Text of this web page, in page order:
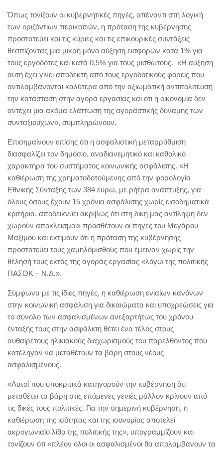
Όπως τονίζουν οι κυβερνητικές πηγές, απέναντι στη λογική
των οριζόντιων περικοπών, η πρόταση της κυβέρνησης
προστατεύει και τις κύριες και τις επικουρικές συντάξεις
θεσπίζοντας μια μικρή μόνο αύξηση εισφορών κατά 1% για
τους εργοδότες και κατά 0,5% για τους μισθωτούς. «Η αύξηση
αυτή έχει γίνει αποδεκτή από τους εργοδοτικούς φορείς που
αντιλαμβάνονται καλύτερα από την αξιωματική αντιπολίτευση
την κατάσταση στην αγορά εργασίας και ότι η οικονομία δεν
αντέχει μια ακόμα ελάττωση της αγοραστικής δύναμης των
συνταξιούχων», συμπληρώνουν.
Επισημαίνουν επίσης ότι η ασφαλιστική μεταρρύθμιση
διασφαλίζει τον δημόσιο, αναδιανεμητικό και καθολικό
χαρακτήρα του συστήματος κοινωνικής ασφάλισης. «Η
καθιέρωση της χρηματοδοτούμενης από την φορολογία
Εθνικής Σύνταξης των 384 ευρώ, με ρήτρα ανάπτυξης, για
όλους όσους έχουν 15 χρόνια ασφάλισης χωρίς εισοδηματικά
κριτήρια, αποδεικνύει ακριβώς ότι στη δική μας αντίληψη δεν
χωρούν αποκλεισμοί» προσθέτουν οι πηγές του Μεγάρου
Μαξίμου και εκτιμούν ότι η πρόταση της κυβέρνησης
προστατεύει τους χαμηλόμισθούς που έμειναν χωρίς την
θέλησή τους εκτός της αγοράς εργασίας «λόγω της πολιτικής
ΠΑΣΟΚ – Ν.Δ.».
Σύμφωνα με τις ίδιες πηγές, η καθιέρωση ενιαίων κανόνων
στην κοινωνική ασφάλιση για δικαιώματα και υποχρεώσεις για
το σύνολο των ασφαλισμένων ανεξαρτήτως του χρόνου
ένταξής τους στην ασφάλιση θέτει ένα τέλος στους
αυθαίρετους ηλικιακούς διαχωρισμούς του παρελθόντος που
κατέληγαν να μεταθέτουν τα βάρη στους νέους
ασφαλισμένους.
«Αυτοί που υποκριτικά κατηγορούν την κυβέρνηση ότι
μεταθέτει τα βάρη στις επόμενες γενιές μάλλον κρίνουν από
τις δικές τους πολιτικές. Για την σημερινή κυβέρνηση, η
καθιέρωση της ισότητας και της ισονομίας αποτελεί
ακρογωνιαίο λίθο της πολιτικής της», υπογραμμίζουν και
τονίζουν ότι «πλέον όλοι οι ασφαλισμένοι θα απολαμβάνουν τα